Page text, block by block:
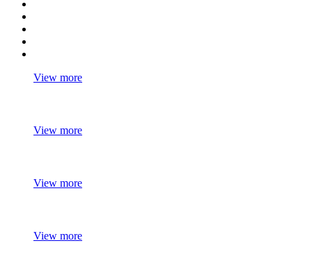
View more
View more
View more
View more